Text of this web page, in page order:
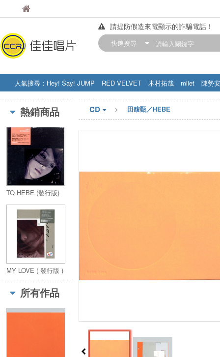
佳佳唱片
請提防假造來電顯示的詐騙電話！
【中華門市營業時間調整公告】
快速搜尋
人氣搜尋： Hey! Say! JUMP RED VELVET 木村拓哉 milet
陳勢安
STRAY KIDS
盧廣仲 周杰伦
熱銷商品
TO HEBE (發行版)
MY LOVE ( 發行版 )
所有作品
CD 田馥甄／HEBE